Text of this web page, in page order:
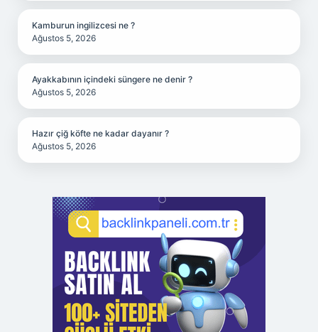
Kamburun ingilizcesi ne ?
Ağustos 5, 2026
Ayakkabının içindeki süngere ne denir ?
Ağustos 5, 2026
Hazır çiğ köfte ne kadar dayanır ?
Ağustos 5, 2026